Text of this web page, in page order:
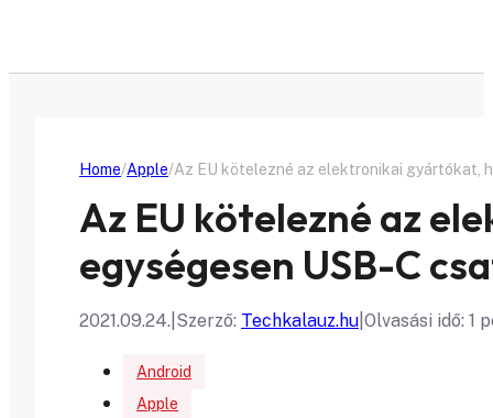
Home Apple Az EU kötelezné az elektronikai gyártókat,
Az EU kötelezné az
egységesen USB-C
2021.09.24. Szerző: Techkalauz.hu Olvasási idő: 1
Android
Apple